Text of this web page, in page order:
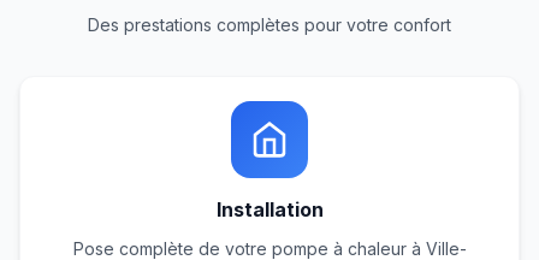
Des prestations complètes pour votre confort
Installation
Pose complète de votre pompe à chaleur à Ville-